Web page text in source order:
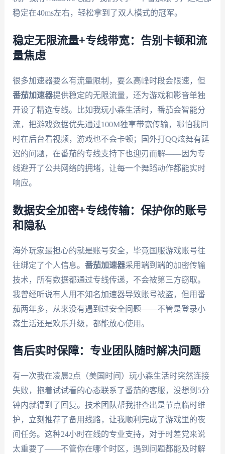
稳定在40ms左右，轻松拿到了双人模式的冠军。
稳定无限流量+专线带宽：告别卡顿和流
量焦虑
很多加速器要么有流量限制，要么高峰时段会限速，但
番茄加速器提供稳定的无限流量，还为游戏和影音单独
开设了精选专线。比如我玩小森生活时，番茄会智能分
流，把游戏数据优先通过100M独享带宽传输，哪怕我同
时在后台看视频，游戏也不会卡顿；国外打QQ炫舞有延
迟的问题，在番茄的专线支持下也迎刃而解——因为专
线避开了公共网络的拥堵，让每一个舞蹈动作都能实时
响应。
数据安全加密+专线传输：保护你的账号
和隐私
海外玩家最担心的就是账号安全，毕竟国服游戏账号往
往绑定了个人信息。 番茄加速器采用端到端的加密传输
技术，所有数据都通过专线传递，不会被第三方窃取。
我曾经听说有人用不知名加速器导致账号被盗，但用番
茄两年多，从来没有遇到过安全问题——不管是登录小
森生活还是欢乐升级，都能放心使用。
售后实时保障：专业团队随时解决问题
有一次我在凌晨2点（美国时间）玩小森生活时突然连接
失败，抱着试试看的心态联系了番茄的客服，没想到5分
钟内就得到了回复。技术团队帮我排查出是节点临时维
护，立刻推荐了备用线路，让我顺利完成了游戏里的夜
间任务。这种24小时在线的专业支持，对于时差党来说
太重要了——不管你在哪个时区，遇到问题都能及时解